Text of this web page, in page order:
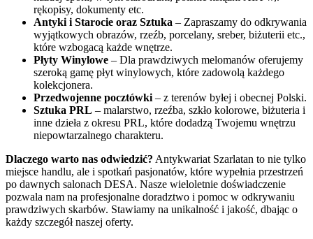
rękopisy, dokumenty etc.
Antyki i Starocie oraz Sztuka – Zapraszamy do odkrywania
wyjątkowych obrazów, rzeźb, porcelany, sreber, biżuterii etc.,
które wzbogacą każde wnętrze.
Płyty Winylowe – Dla prawdziwych melomanów oferujemy
szeroką gamę płyt winylowych, które zadowolą każdego
kolekcjonera.
Przedwojenne pocztówki – z terenów byłej i obecnej Polski.
Sztuka PRL – malarstwo, rzeźba, szkło kolorowe, biżuteria i
inne dzieła z okresu PRL, które dodadzą Twojemu wnętrzu
niepowtarzalnego charakteru.
Dlaczego warto nas odwiedzić? Antykwariat Szarlatan to nie tylko
miejsce handlu, ale i spotkań pasjonatów, które wypełnia przestrzeń
po dawnych salonach DESA. Nasze wieloletnie doświadczenie
pozwala nam na profesjonalne doradztwo i pomoc w odkrywaniu
prawdziwych skarbów. Stawiamy na unikalność i jakość, dbając o
każdy szczegół naszej oferty.